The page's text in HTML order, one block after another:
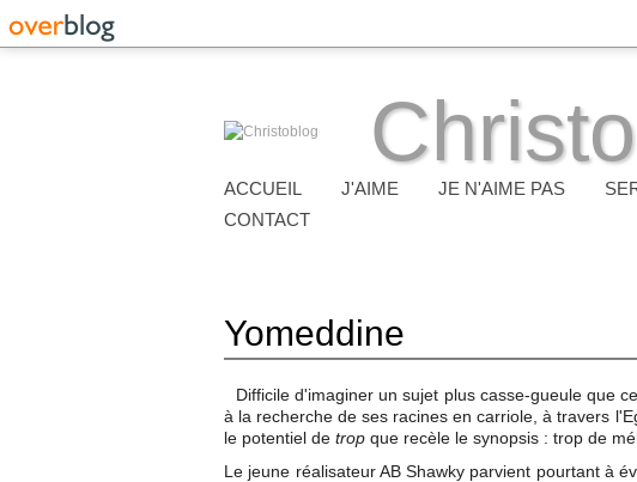
ACCUEIL J'AIME JE N'AIME PAS
CONTACT
Yomeddine
Difficile d'imaginer un sujet plus casse-gueule que
à la recherche de ses racines en carriole, à travers
le potentiel de trop que recèle le synopsis : trop de
Le jeune réalisateur AB Shawky parvient pourtant à